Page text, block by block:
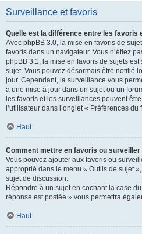
Surveillance et favoris
Quelle est la différence entre les favoris
Avec phpBB 3.0, la mise en favoris de
favoris dans un navigateur. Vous n’étiez
phpBB 3.1, la mise en favoris de sujets
sujet. Vous pouvez désormais être notifié
jour. Cependant, la surveillance vous
a une mise à jour dans un sujet ou un
les favoris et les surveillances peuvent
l’utilisateur dans l’onglet « Préférences du
Haut
Comment mettre en favoris ou surveiller
Vous pouvez ajouter aux favoris ou
approprié dans le menu « Outils de sujet
sujet de discussion.
Répondre à un sujet en cochant la case
réponse est postée » vous permettra
Haut